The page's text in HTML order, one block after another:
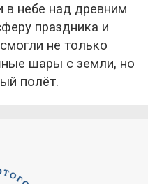
небе над древним
праздника и
не только
шары с земли, но
полёт.